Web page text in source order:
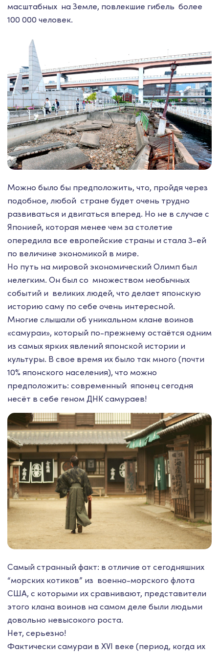
масштабных на Земле, повлекшие гибель более
100 000 человек.
Можно было бы предположить, что, пройдя через
подобное, любой стране будет очень трудно
развиваться и двигаться вперед. Но не в случае с
Японией, которая менее чем за столетие
опередила все европейские страны и стала 3-ей
по величине экономикой в мире.
Но путь на мировой экономический Олимп был
нелегким. Он был со множеством необычных
событий и великих людей, что делает японскую
историю саму по себе очень интересной.
Многие слышали об уникальном клане воинов
«самураи», который по-прежнему остаётся одним
из самых ярких явлений японской истории и
культуры. В свое время их было так много (почти
10% японского населения), что можно
предположить: современный японец сегодня
несёт в себе геном ДНК самураев!
Самый странный факт: в отличие от сегодняшних
“морских котиков” из военно-морского флота
США, с которыми их сравнивают, представители
этого клана воинов на самом деле были людьми
довольно невысокого роста.
Нет, серьезно!
Фактически самураи в XVI веке (период, когда их